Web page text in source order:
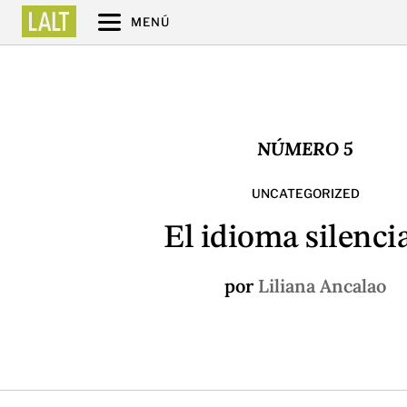
MENÚ
NÚMERO 5
UNCATEGORIZED
El idioma
por Liliana Ancalao